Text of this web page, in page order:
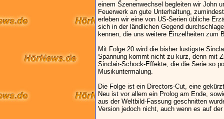
einem Szenenwechsel begleiten wir John
Feuerwerk an gute Unterhaltung,
erleben wir eine von US-Serien übliche
sich in der ländlichen Gegend
kennen, die uns weitere Einzelheiten zum
Mit Folge 20 wird die bisher lustigste
Spannung kommt nicht zu kurz, denn mit
Sinclair-Schock-Effekte, die die Serie so
Musikuntermalung.
Die Folge ist ein Directors-Cut, eine
Neu ist vor allem ein Prolog am Ende,
aus der Weltbild-Fassung geschnitten
Version jedoch nicht, auch wenn es auf